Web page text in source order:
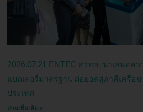
2026.07.21 ENTEC สวทช. นำเสนอค
แบตเตอรี่มาตรฐาน ต่อยอดสู่ภาคีเครือ
ประเทศ
อ่านเพิ่มเติม »